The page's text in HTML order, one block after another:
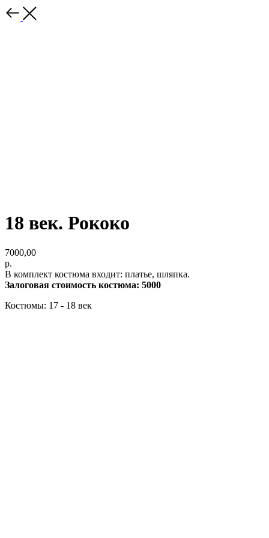
18 век. Рококо
7000,00
р.
В комплект костюма входит: платье, шляпка.
Залоговая стоимость костюма: 5000
Костюмы: 17 - 18 век